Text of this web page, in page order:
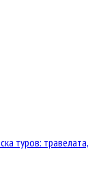
туров: травелата,